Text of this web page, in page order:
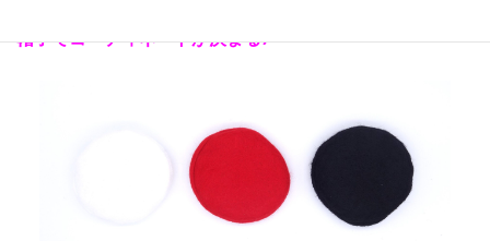
帽子でコーディネートが決まる♪